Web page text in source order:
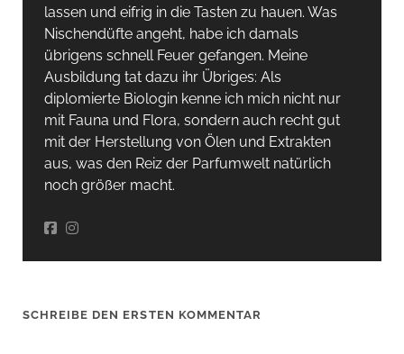
lassen und eifrig in die Tasten zu hauen. Was
Nischendüfte angeht, habe ich damals
übrigens schnell Feuer gefangen. Meine
Ausbildung tat dazu ihr Übriges: Als
diplomierte Biologin kenne ich mich nicht nur
mit Fauna und Flora, sondern auch recht gut
mit der Herstellung von Ölen und Extrakten
aus, was den Reiz der Parfumwelt natürlich
noch größer macht.
SCHREIBE DEN ERSTEN KOMMENTAR